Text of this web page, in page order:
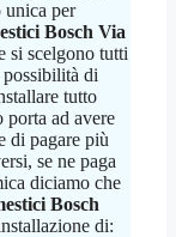
unica per
Bosch Via
si scelgono tutti
di
tutto
porta ad avere
di pagare più
se ne paga
diciamo che
Bosch
di: